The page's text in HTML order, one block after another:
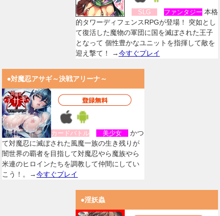
SLG ファンタジー 本格
的タワーディフェンスRPGが登場！ 突如とし
て復活した魔物の軍団に国を滅ぼされた王子
となって 個性豊かなユニットを指揮して敵を
迎え撃て！ →今すぐプレイ
●対魔忍アサギ～決戦アリーナ～
カードバトル 美少女
かつ
て対魔忍に滅ぼされた風魔一族の生き残りが
闇世界の覇者を目指して対魔忍やら魔族やら
米連のヒロインたちを調教して仲間にしてい
こう！。→今すぐプレイ
●淫妖蟲